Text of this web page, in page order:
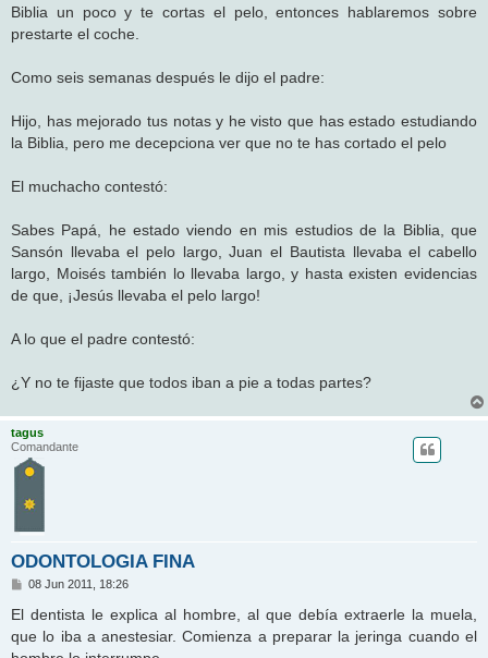
Biblia un poco y te cortas el pelo, entonces hablaremos sobre
prestarte el coche.
Como seis semanas después le dijo el padre:
Hijo, has mejorado tus notas y he visto que has estado estudiando
la Biblia, pero me decepciona ver que no te has cortado el pelo
El muchacho contestó:
Sabes Papá, he estado viendo en mis estudios de la Biblia, que
Sansón llevaba el pelo largo, Juan el Bautista llevaba el cabello
largo, Moisés también lo llevaba largo, y hasta existen evidencias
de que, ¡Jesús llevaba el pelo largo!
A lo que el padre contestó:
¿Y no te fijaste que todos iban a pie a todas partes?
tagus
Comandante
ODONTOLOGIA FINA
M
n
a
j
08 Jun 2011, 18:26
El dentista le explica al hombre, al que debía extraerle la muela,
que lo iba a anestesiar. Comienza a preparar la jeringa cuando el